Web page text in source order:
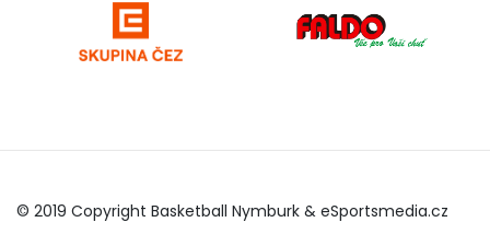
© 2019 Copyright Basketball Nymburk & eSportsmedia.cz